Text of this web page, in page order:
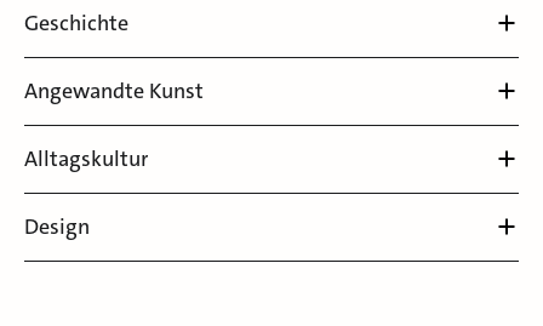
Geschichte
Angewandte Kunst
Alltagskultur
Design